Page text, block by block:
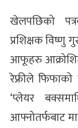
खेलपछिको
प्रशिक्षक विष्णु
आफूहरु
रेफ्रीले
‘प्लेयर
आफ्नोतर्फबाट